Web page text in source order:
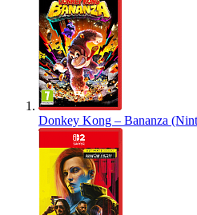
Donkey Kong – Bananza